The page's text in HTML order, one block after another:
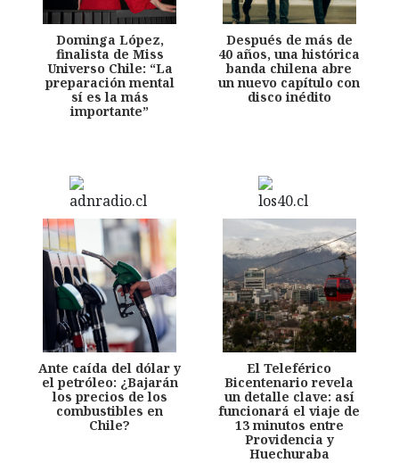
Dominga López,
finalista de Miss
Universo Chile: “La
preparación mental
sí es la más
importante”
Después de más de
40 años, una histórica
banda chilena abre
un nuevo capítulo con
disco inédito
Ante caída del dólar y
el petróleo: ¿Bajarán
los precios de los
combustibles en
Chile?
El Teleférico
Bicentenario revela
un detalle clave: así
funcionará el viaje de
13 minutos entre
Providencia y
Huechuraba